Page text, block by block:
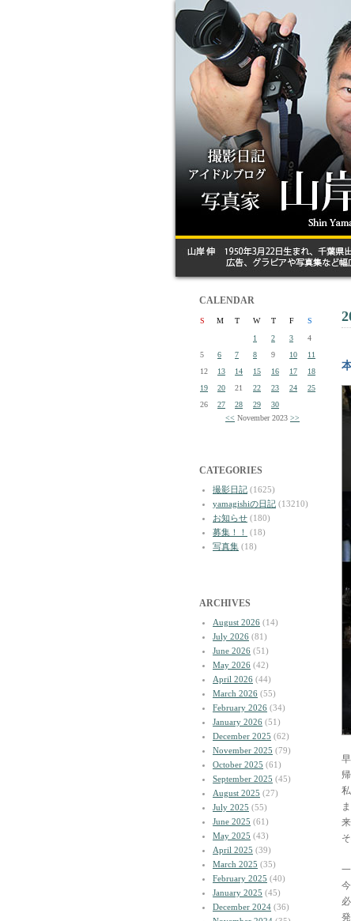
CALENDAR
S M T W T F
S
1
2 3
4
5
6 7 8 9 10
11
12
13 14 15 16 17
18
19
20 21 22 23 24
25
26
27 28 29
30
<< November 2023 >>
CATEGORIES
撮影日記 (1625)
yamagishiの日記 (13210)
お知らせ (180)
募集！！
(18)
写真集 (18)
ARCHIVES
August 2026 (14)
July 2026 (81)
June 2026 (51)
May 2026 (42)
April 2026 (44)
March 2026 (55)
February 2026 (34)
January 2026 (51)
December 2025 (62)
November 2025 (79)
October 2025 (61)
September 2025 (45)
August 2025 (27)
July 2025 (55)
June 2025 (61)
May 2025 (43)
April 2025 (39)
March 2025 (35)
February 2025 (40)
January 2025 (45)
December 2024 (36)